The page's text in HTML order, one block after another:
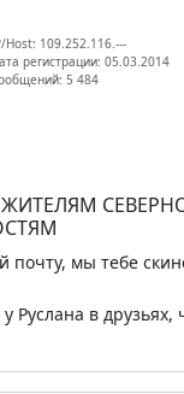
Host: 109.252.116.---
регистрации: 05.03.2014
5 484
ЖИТЕЛЯМ
почту, мы тебе
Руслана в друзьях,